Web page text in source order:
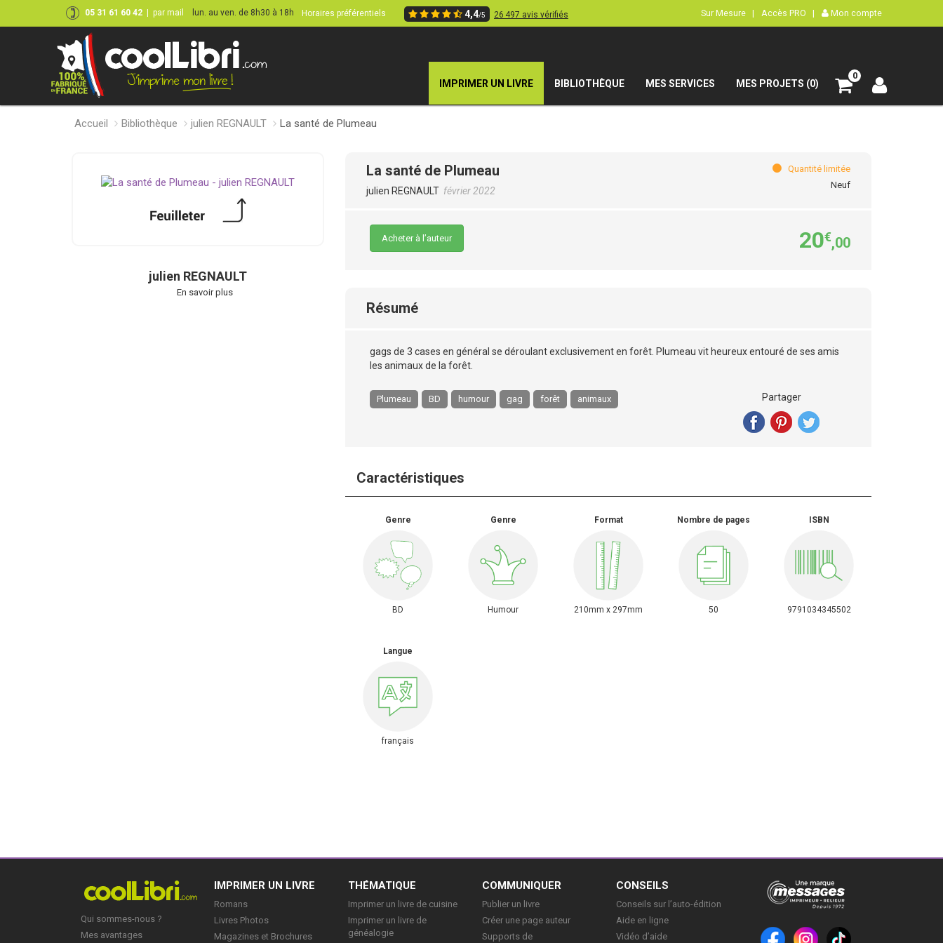
05 31 61 60 42 par mail lun. au ven. de 8h30 à 18h Horaires préférentiels 4,4/5 26 497 avis vérifiés Sur Mesure | Accès PRO | Mon compte
IMPRIMER UN LIVRE BIBLIOTHÈQUE MES SERVICES MES PROJETS (0)
0
Accueil Bibliothèque julien REGNAULT La santé de Plumeau
julien REGNAULT
En savoir plus
La santé de Plumeau
julien REGNAULT février 2022
Quantité limitée
Neuf
Acheter à l’auteur 20€,00
Résumé
gags de 3 cases en général se déroulant exclusivement en forêt. Plumeau vit heureux entouré de ses amis
les animaux de la forêt.
Plumeau BD humour gag forêt animaux Partager
Caractéristiques
Genre
BD
Genre
Humour
Format
210mm x 297mm
Nombre de pages
50
ISBN
9791034345502
Langue
français
Qui sommes-nous ?
Mes avantages
IMPRIMER UN LIVRE
Romans
Livres Photos
Magazines et Brochures
THÉMATIQUE
Imprimer un livre de cuisine
Imprimer un livre de
généalogie
COMMUNIQUER
Publier un livre
Créer une page auteur
Supports de
CONSEILS
Conseils sur l’auto-édition
Aide en ligne
Vidéo d’aide